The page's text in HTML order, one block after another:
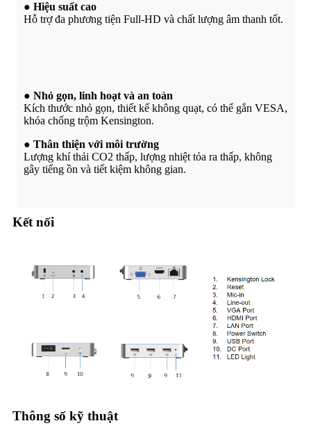
● Hiệu suất cao
Hỗ trợ đa phương tiện Full-HD và chất lượng âm thanh tốt.
● Nhỏ gọn, linh hoạt và an toàn
Kích thước nhỏ gọn, thiết kế không quạt, có thể gắn VESA,
khóa chống trộm Kensington.
● Thân thiện với môi trường
Lượng khí thải CO2 thấp, lượng nhiệt tỏa ra thấp, không
gây tiếng ồn và tiết kiệm không gian.
Kết nối
Thông số kỹ thuật